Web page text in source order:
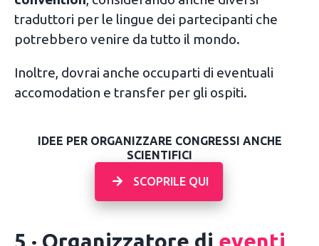
traduttori per le lingue dei partecipanti che
potrebbero venire da tutto il mondo.
Inoltre, dovrai anche occuparti di eventuali
accomodation e transfer per gli ospiti.
IDEE PER ORGANIZZARE CONGRESSI ANCHE
SCIENTIFICI
SCOPRILE QUI
5 · Organizzatore di eventi